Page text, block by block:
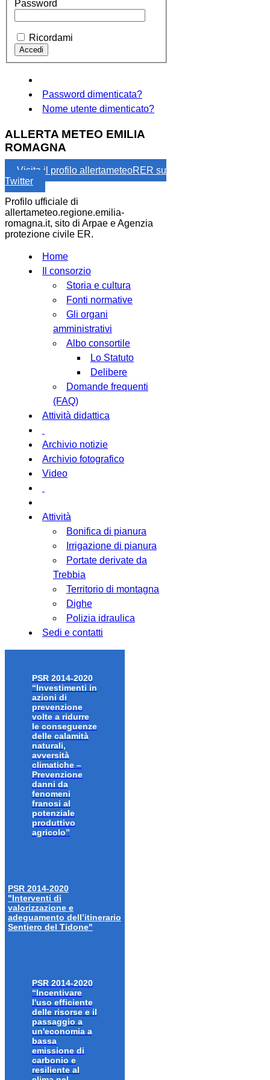
Password
Ricordami
Password dimenticata?
Nome utente dimenticato?
ALLERTA METEO EMILIA
ROMAGNA
Visita il profilo allertameteoRER su
Twitter
Profilo ufficiale di
allertameteo.regione.emilia-
romagna.it, sito di Arpae e Agenzia
protezione civile ER.
Home
Il consorzio
Storia e cultura
Fonti normative
Gli organi
amministrativi
Albo consortile
Lo Statuto
Delibere
Domande frequenti
(FAQ)
Attività didattica
Archivio notizie
Archivio fotografico
Video
Attività
Bonifica di pianura
Irrigazione di pianura
Portate derivate da
Trebbia
Territorio di montagna
Dighe
Polizia idraulica
Sedi e contatti
PSR 2014-2020
“Investimenti in
azioni di
prevenzione
volte a ridurre
le conseguenze
delle calamità
naturali,
avversità
climatiche –
Prevenzione
danni da
fenomeni
franosi al
potenziale
produttivo
agricolo”
PSR 2014-2020
"Interventi di
valorizzazione e
adeguamento dell’itinerario
Sentiero del Tidone"
PSR 2014-2020
“Incentivare
l'uso efficiente
delle risorse e il
passaggio a
un'economia a
bassa
emissione di
carbonio e
resiliente al